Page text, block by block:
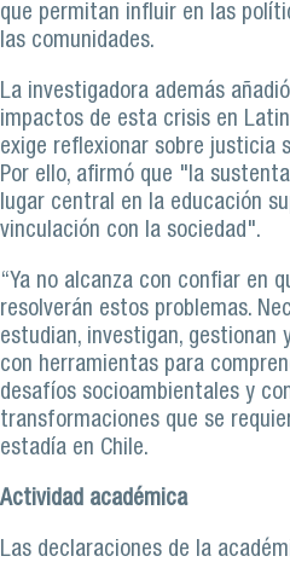
que permitan influir en las
las comunidades.
La investigadora además
impactos de esta crisis en
exige reflexionar sobre justicia
Por ello, afirmó que "la
lugar central en la educación
vinculación con la sociedad".
“Ya no alcanza con confiar en
resolverán estos problemas.
estudian, investigan, gestionan
con herramientas para
desafíos socioambientales y
transformaciones que se
estadía en Chile.
Actividad académica
Las declaraciones de la